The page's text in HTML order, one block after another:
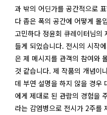
과 밖의 어딘가를 공간적으로
다 좁은 폭의 공간에 어떻게 몰
고민하다 정윤회 큐레이터님의
들게 되었습니다. 전시의 시작
은 제 메시지를 관객의 참여와
것 같습니다. 제 작품의 개념이
데 부연 설명을 하지 않을 경우
에게 제대로 된 관람의 경험을
라는 감염병으로 전시가 2주를